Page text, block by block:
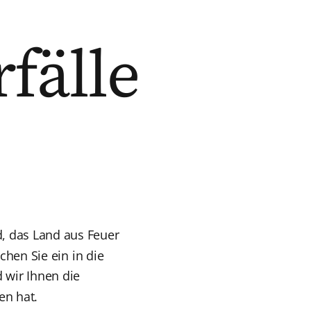
Land aus Feuer
Sie ein in die
wir Ihnen die
hat.